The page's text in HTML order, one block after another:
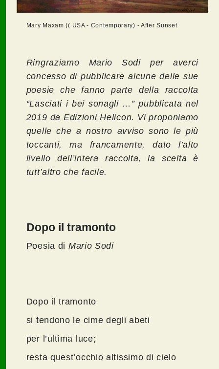
Mary Maxam (( USA - Contemporary) - After Sunset
Ringraziamo Mario Sodi per averci
concesso di pubblicare alcune delle sue
poesie che fanno parte della raccolta
“Lasciati i bei sonagli …” pubblicata nel
2019 da Edizioni Helicon. Vi proponiamo
quelle che a nostro avviso sono le più
toccanti, ma francamente, dato l’alto
livello dell’intera raccolta, la scelta è
tutt’altro che facile.
Dopo il tramonto
Poesia di Mario Sodi
Dopo il tramonto
si tendono le cime degli abeti
per l’ultima luce;
resta quest’occhio altissimo di cielo